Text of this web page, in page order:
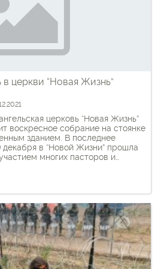
церкви “Новая Жизнь”
церковь “Новая Жизнь”
воскресное собрание на стоянке
зданием. В последнее
декабря в “Новой Жизни” прошла
многих пасторов и
будущее Беларуси, мы
И мы, Бог, от имени […]